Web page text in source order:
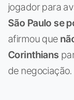
jogador para
São Paulo se
afirmou que
Corinthians
de negociação.